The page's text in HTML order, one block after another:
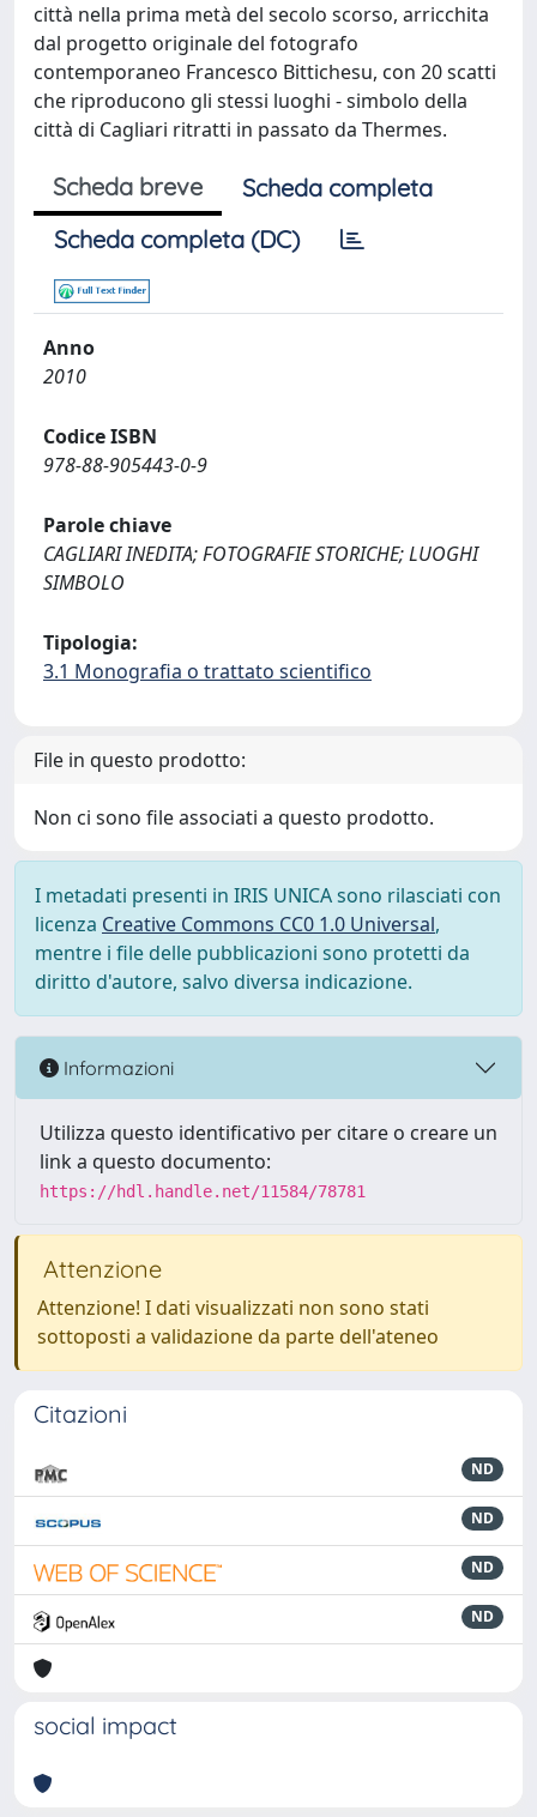
città nella prima metà del secolo scorso, arricchita
dal progetto originale del fotografo
contemporaneo Francesco Bittichesu, con 20 scatti
che riproducono gli stessi luoghi - simbolo della
città di Cagliari ritratti in passato da Thermes.
Scheda breve
Scheda completa
Scheda completa (DC)
Anno
2010
Codice ISBN
978-88-905443-0-9
Parole chiave
CAGLIARI INEDITA; FOTOGRAFIE STORICHE; LUOGHI
SIMBOLO
Tipologia:
3.1 Monografia o trattato scientifico
File in questo prodotto:
Non ci sono file associati a questo prodotto.
I metadati presenti in IRIS UNICA sono rilasciati con
licenza Creative Commons CC0 1.0 Universal,
mentre i file delle pubblicazioni sono protetti da
diritto d'autore, salvo diversa indicazione.
Informazioni
Utilizza questo identificativo per citare o creare un
link a questo documento:
https://hdl.handle.net/11584/78781
Attenzione
Attenzione! I dati visualizzati non sono stati
sottoposti a validazione da parte dell'ateneo
Citazioni
ND
ND
ND
ND
social impact